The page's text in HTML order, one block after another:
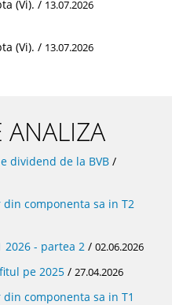
(Vi). / 13.07.2026
(Vi). / 13.07.2026
ANALIZA
dividend de la BVB /
din componenta sa in T2
2026 - partea 2 / 02.06.2026
pe 2025 / 27.04.2026
componenta sa in T1